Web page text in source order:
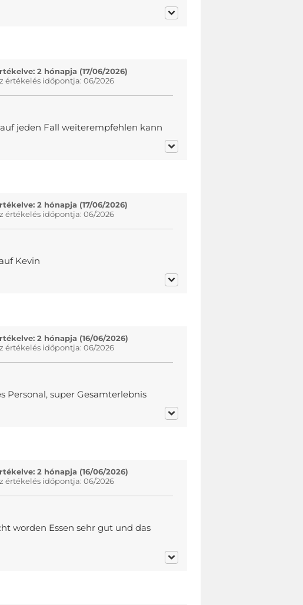
2 hónapja (17/06/2026)
értékelés időpontja: 06/2026
jeden Fall weiterempfehlen kann
2 hónapja (17/06/2026)
értékelés időpontja: 06/2026
Kevin
2 hónapja (16/06/2026)
értékelés időpontja: 06/2026
Personal, super Gesamterlebnis
2 hónapja (16/06/2026)
értékelés időpontja: 06/2026
worden Essen sehr gut und das